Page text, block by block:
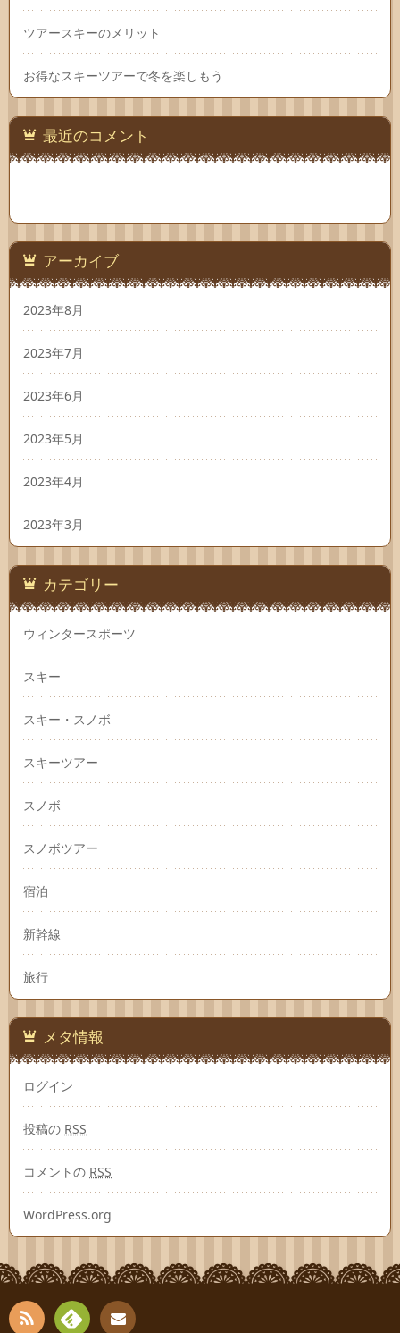
ツアースキーのメリット
お得なスキーツアーで冬を楽しもう
最近のコメント
アーカイブ
2023年8月
2023年7月
2023年6月
2023年5月
2023年4月
2023年3月
カテゴリー
ウィンタースポーツ
スキー
スキー・スノボ
スキーツアー
スノボ
スノボツアー
宿泊
新幹線
旅行
メタ情報
ログイン
投稿の RSS
コメントの RSS
WordPress.org